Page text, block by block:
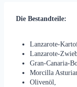
Die Bestandteile:
Lanzarote-
Lanzarote-
Gran-Canaria-
Morcilla
Olivenöl,